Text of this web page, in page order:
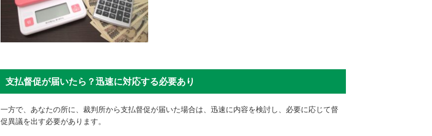
支払督促が届いたら？迅速に対応する必要あり
一方で、あなたの所に、裁判所から支払督促が届いた場合は、迅速に内容を検討し、必要に応じて督
促異議を出す必要があります。